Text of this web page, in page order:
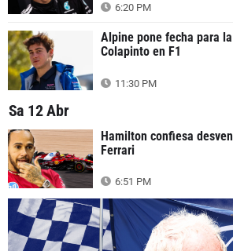
6:20 PM
Alpine pone fecha para la
Colapinto en F1
11:30 PM
Sa 12 Abr
Hamilton confiesa
Ferrari
6:51 PM